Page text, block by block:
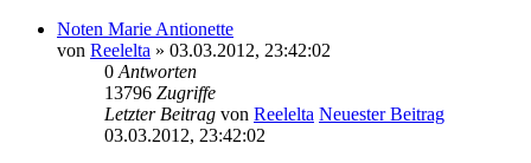
Noten Marie Antionette
von Reelelta » 03.03.2012, 23:42:02
0 Antworten
13796 Zugriffe
Letzter Beitrag von Reelelta Neuester Beitrag
03.03.2012, 23:42:02